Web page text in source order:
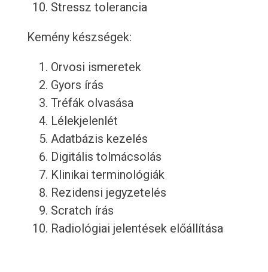
Stressz tolerancia
Kemény készségek:
Orvosi ismeretek
Gyors írás
Tréfák olvasása
Lélekjelenlét
Adatbázis kezelés
Digitális tolmácsolás
Klinikai terminológiák
Rezidensi jegyzetelés
Scratch írás
Radiológiai jelentések előállítása